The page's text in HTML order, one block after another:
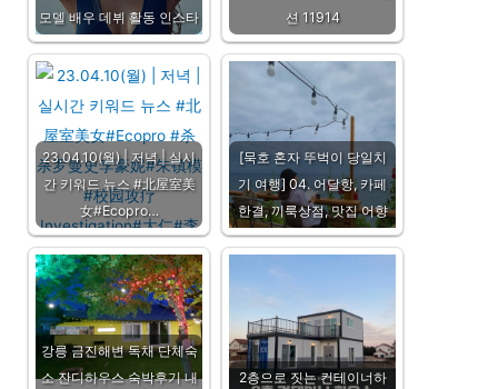
모델 배우 데뷔 활동 인스타
션 11914
23.04.10(월) | 저녁 | 실시
간 키워드 뉴스 #北屋室美
女#Ecopro…
[묵호 혼자 뚜벅이 당일치
기 여행] 04. 어달항, 카페
한결, 끼룩상점, 맛집 어향
강릉 금진해변 독채 단체숙
소 잔디하우스 숙박후기 내
2층으로 짓는 컨테이너하